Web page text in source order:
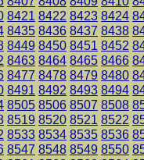
8421 8422 8423 8424
8435 8436 8437 8438
8449 8450 8451 8452
8463 8464 8465 8466
8477 8478 8479 8480
8491 8492 8493 8494
8505 8506 8507 8508
8519 8520 8521 8522
8533 8534 8535 8536
8547 8548 8549 8550